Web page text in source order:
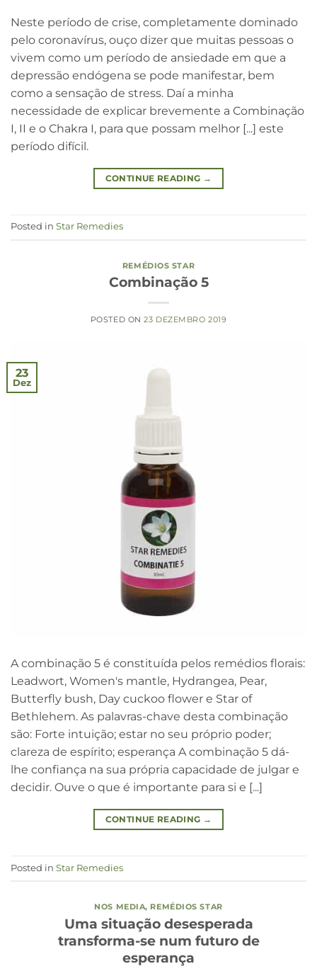
Neste período de crise, completamente dominado
pelo coronavírus, ouço dizer que muitas pessoas o
vivem como um período de ansiedade em que a
depressão endógena se pode manifestar, bem
como a sensação de stress. Daí a minha
necessidade de explicar brevemente a Combinação
I, II e o Chakra I, para que possam melhor [...] este
período difícil.
CONTINUE READING →
Posted in Star Remedies
REMÉDIOS STAR
Combinação 5
POSTED ON23 DEZEMBRO 2019
23
Dez
A combinação 5 é constituída pelos remédios florais:
Leadwort, Women's mantle, Hydrangea, Pear,
Butterfly bush, Day cuckoo flower e Star of
Bethlehem. As palavras-chave desta combinação
são: Forte intuição; estar no seu próprio poder;
clareza de espírito; esperança A combinação 5 dá-
lhe confiança na sua própria capacidade de julgar e
decidir. Ouve o que é importante para si e [...]
CONTINUE READING →
Posted in Star Remedies
NOS MEDIA, REMÉDIOS STAR
Uma situação desesperada
transforma-se num futuro de
esperança